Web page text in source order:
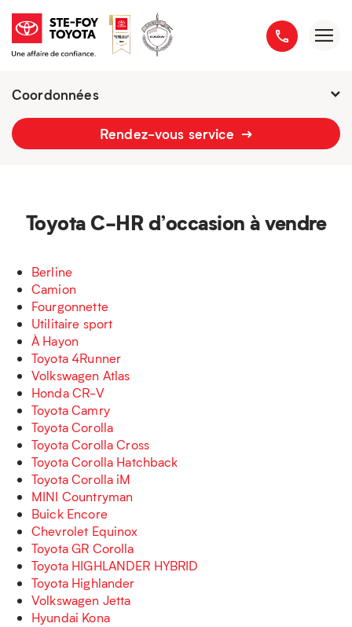
Coordonnées
Fermé : Ouverture-
Rendez-vous service
Toyota C-HR d’occasion à vendre
Berline
Camion
Fourgonnette
Utilitaire sport
À Hayon
Toyota 4Runner
Volkswagen Atlas
Honda CR-V
Toyota Camry
Toyota Corolla
Toyota Corolla Cross
Toyota Corolla Hatchback
Toyota Corolla iM
MINI Countryman
Buick Encore
Chevrolet Equinox
Toyota GR Corolla
Toyota HIGHLANDER HYBRID
Toyota Highlander
Volkswagen Jetta
Hyundai Kona